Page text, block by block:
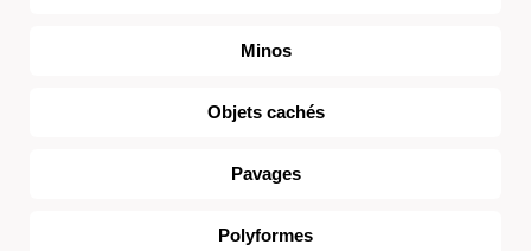
Minos
Objets cachés
Pavages
Polyformes